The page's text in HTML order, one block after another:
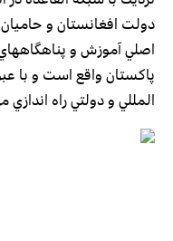
دولت افغانستان و حاميان
اصلي آموزش و
پاكستان واقع است و با
المللي و دولتي راه اندازي